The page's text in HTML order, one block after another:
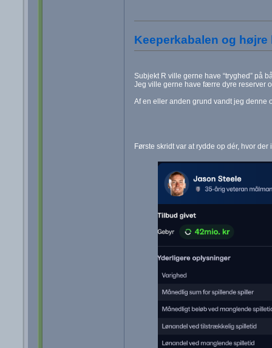
Keeperkabalen og
Subjekt R ville gerne have “tryghed” på
Jeg ville gerne have færre dyre reserver
Af en eller anden grund vandt jeg denne
Første skridt var at rydde op dér, hvor der